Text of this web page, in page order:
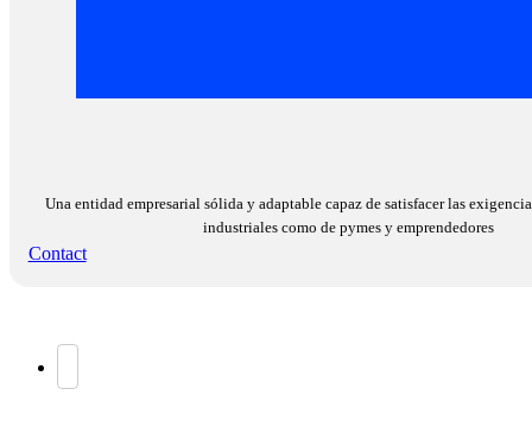
Una entidad empresarial sólida y adaptable capaz de satisfacer las
industriales como de pymes y emprendedores
Contact